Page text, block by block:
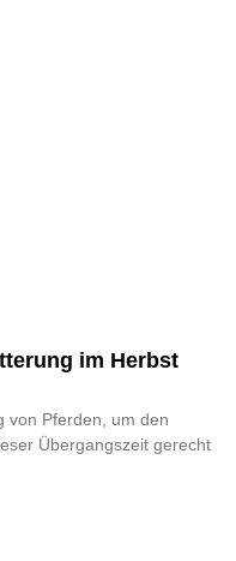
im Herbst
von Pferden, um den
Übergangszeit gerecht